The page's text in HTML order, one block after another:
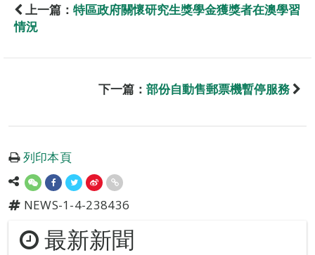
上一篇： 特區政府關懷研究生獎學金獲獎者在澳學習
情況
下一篇： 部份自動售郵票機暫停服務
列印本頁
NEWS-1-4-238436
最新新聞